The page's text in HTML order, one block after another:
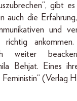
gibt
auch die
und
weiter
Behjat. Eines
(Verlag